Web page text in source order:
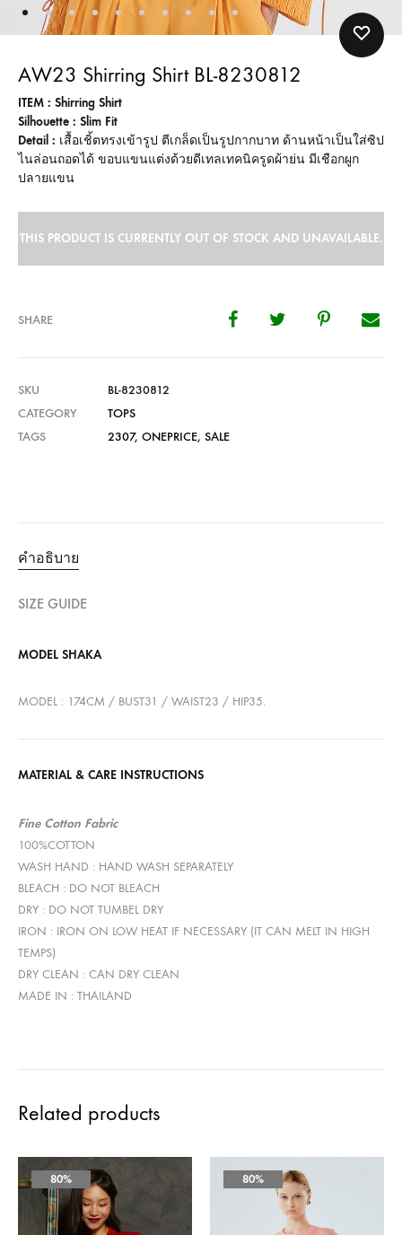
AW23 Shirring Shirt BL-8230812
ITEM : Shirring Shirt
Silhouette : Slim Fit
Detail : เสื้อเชิ้ตทรงเข้ารูป ตีเกล็ดเป็นรูปกากบาท ด้านหน้าเป็นใส่ซิป
ไนล่อนถอดได้ ขอบแขนแต่งด้วยดีเทลเทคนิครูดผ้าย่น มีเชือกผูก
ปลายแขน
THIS PRODUCT IS CURRENTLY OUT OF STOCK AND UNAVAILABLE.
SHARE
SKU
BL-8230812
CATEGORY
TOPS
TAGS
2307, ONEPRICE, SALE
คำอธิบาย
SIZE GUIDE
MODEL SHAKA
MODEL : 174CM / BUST31 / WAIST23 / HIP35.
MATERIAL & CARE INSTRUCTIONS
Fine Cotton Fabric
100%COTTON
WASH HAND : HAND WASH SEPARATELY
BLEACH : DO NOT BLEACH
DRY : DO NOT TUMBEL DRY
IRON : IRON ON LOW HEAT IF NECESSARY (IT CAN MELT IN HIGH
TEMPS)
DRY CLEAN : CAN DRY CLEAN
MADE IN : THAILAND
Related products
80% 80%